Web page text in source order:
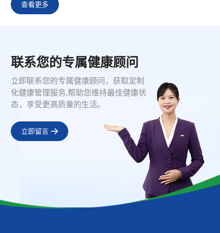
查看更多
联系您的专属健康顾问
立即联系您的专属健康顾问，获取定制
化健康管理服务,帮助您维持最佳健康状
态，享受更高质量的生活。
立即留言